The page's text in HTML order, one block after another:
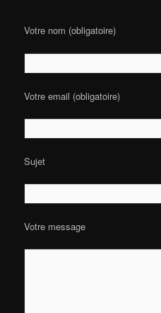
Votre nom (obligatoire)
Votre email (obligatoire)
Sujet
Votre message